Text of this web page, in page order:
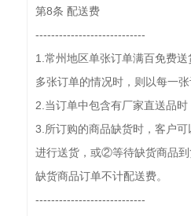
第8条 配送费
----------------------------
1.常州地区单张订单满百免费
多张订单的情况时，则以每一
2.当订单中包含有厂家直送品
3.所订购的商品缺货时，客户
进行送货，或②等待缺货商品
缺货商品订单不计配送费。
----------------------------